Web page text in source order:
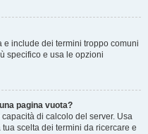
e include dei termini troppo comuni
specifico e usa le opzioni
pagina vuota?
di calcolo del server. Usa
scelta dei termini da ricercare e